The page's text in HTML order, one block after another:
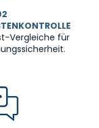
Vergleiche für